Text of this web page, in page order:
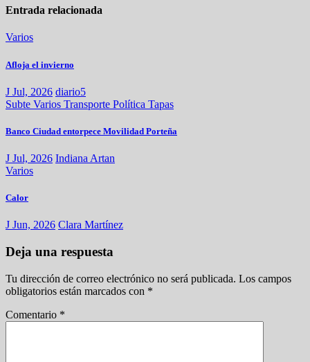
Entrada relacionada
Varios
Afloja el invierno
J Jul, 2026 diario5
Subte Varios Transporte Política Tapas
Banco Ciudad entorpece Movilidad Porteña
J Jul, 2026 Indiana Artan
Varios
Calor
J Jun, 2026 Clara Martínez
Deja una respuesta
Tu dirección de correo electrónico no será publicada. Los campos
obligatorios están marcados con *
Comentario *